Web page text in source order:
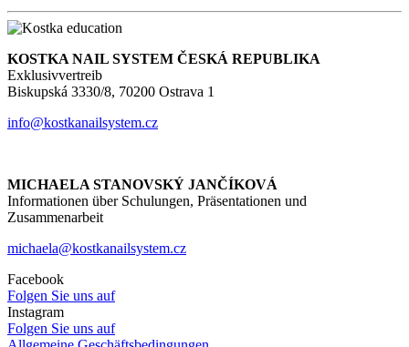
KOSTKA NAIL SYSTEM ČESKÁ REPUBLIKA
Exklusivvertreib
Biskupská 3330/8, 70200 Ostrava 1
info@kostkanailsystem.cz
MICHAELA STANOVSKÝ JANČÍKOVÁ
Informationen über Schulungen, Präsentationen und
Zusammenarbeit
michaela@kostkanailsystem.cz
Facebook
Folgen Sie uns auf
Instagram
Folgen Sie uns auf